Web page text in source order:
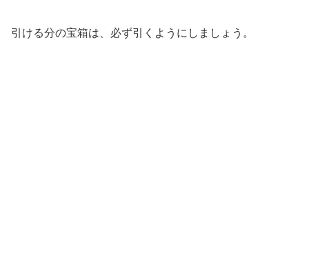
引ける分の宝箱は、必ず引くようにしましょう。